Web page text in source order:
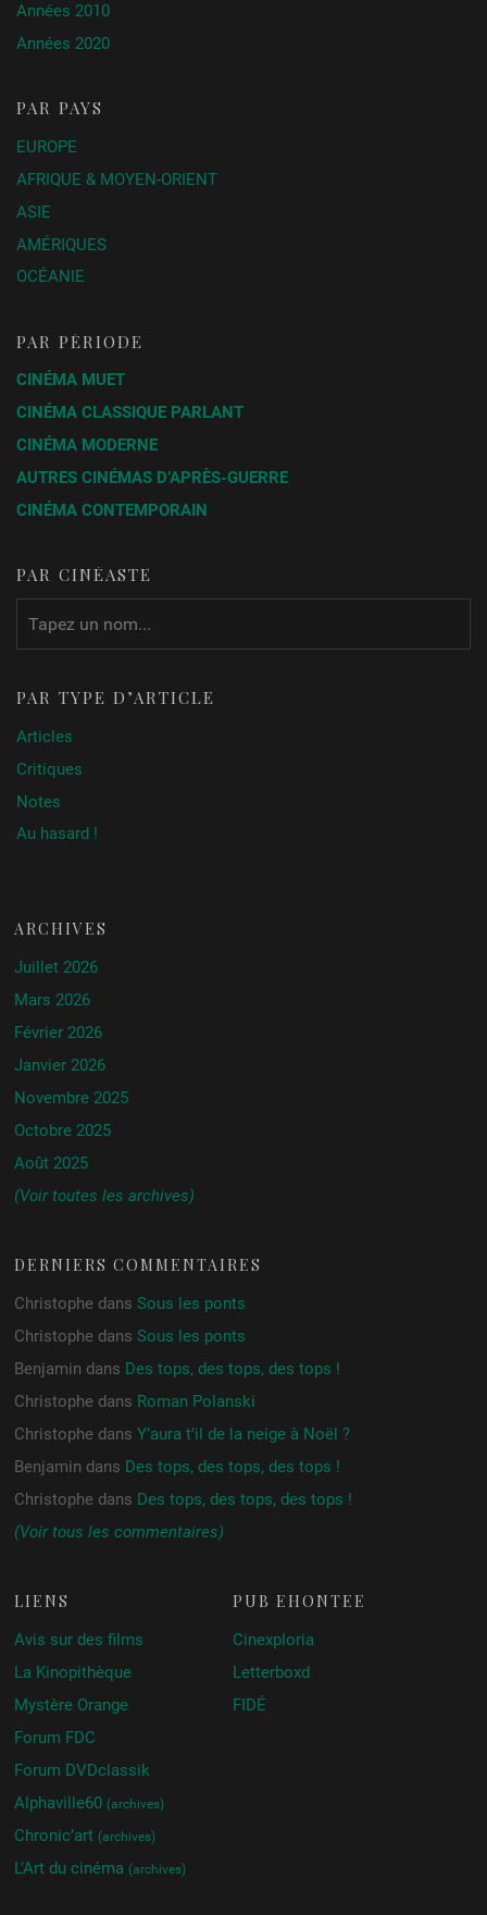
Années 2010
Années 2020
PAR PAYS
EUROPE
AFRIQUE & MOYEN-ORIENT
ASIE
AMÉRIQUES
OCÉANIE
PAR PÉRIODE
CINÉMA MUET
CINÉMA CLASSIQUE PARLANT
CINÉMA MODERNE
AUTRES CINÉMAS D’APRÈS-GUERRE
CINÉMA CONTEMPORAIN
PAR CINÉASTE
PAR TYPE D’ARTICLE
Articles
Critiques
Notes
Au hasard !
ARCHIVES
Juillet 2026
Mars 2026
Février 2026
Janvier 2026
Novembre 2025
Octobre 2025
Août 2025
(Voir toutes les archives)
DERNIERS COMMENTAIRES
Christophe dans Sous les ponts
Christophe dans Sous les ponts
Benjamin dans Des tops, des tops, des tops !
Christophe dans Roman Polanski
Christophe dans Y’aura t’il de la neige à Noël ?
Benjamin dans Des tops, des tops, des tops !
Christophe dans Des tops, des tops, des tops !
(Voir tous les commentaires)
LIENS
Avis sur des films
La Kinopithèque
Mystère Orange
Forum FDC
Forum DVDclassik
Alphaville60 (archives)
Chronic’art (archives)
L’Art du cinéma (archives)
PUB ÉHONTÉE
Cinexploria
Letterboxd
FIDÉ